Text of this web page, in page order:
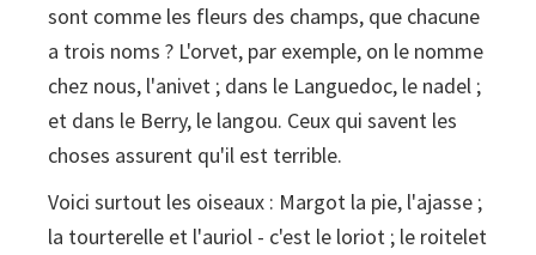
sont comme les fleurs des champs, que chacune
a trois noms ? L'orvet, par exemple, on le nomme
chez nous, l'anivet ; dans le Languedoc, le nadel ;
et dans le Berry, le langou. Ceux qui savent les
choses assurent qu'il est terrible.
Voici surtout les oiseaux : Margot la pie, l'ajasse ;
la tourterelle et l'auriol - c'est le loriot ; le roitelet